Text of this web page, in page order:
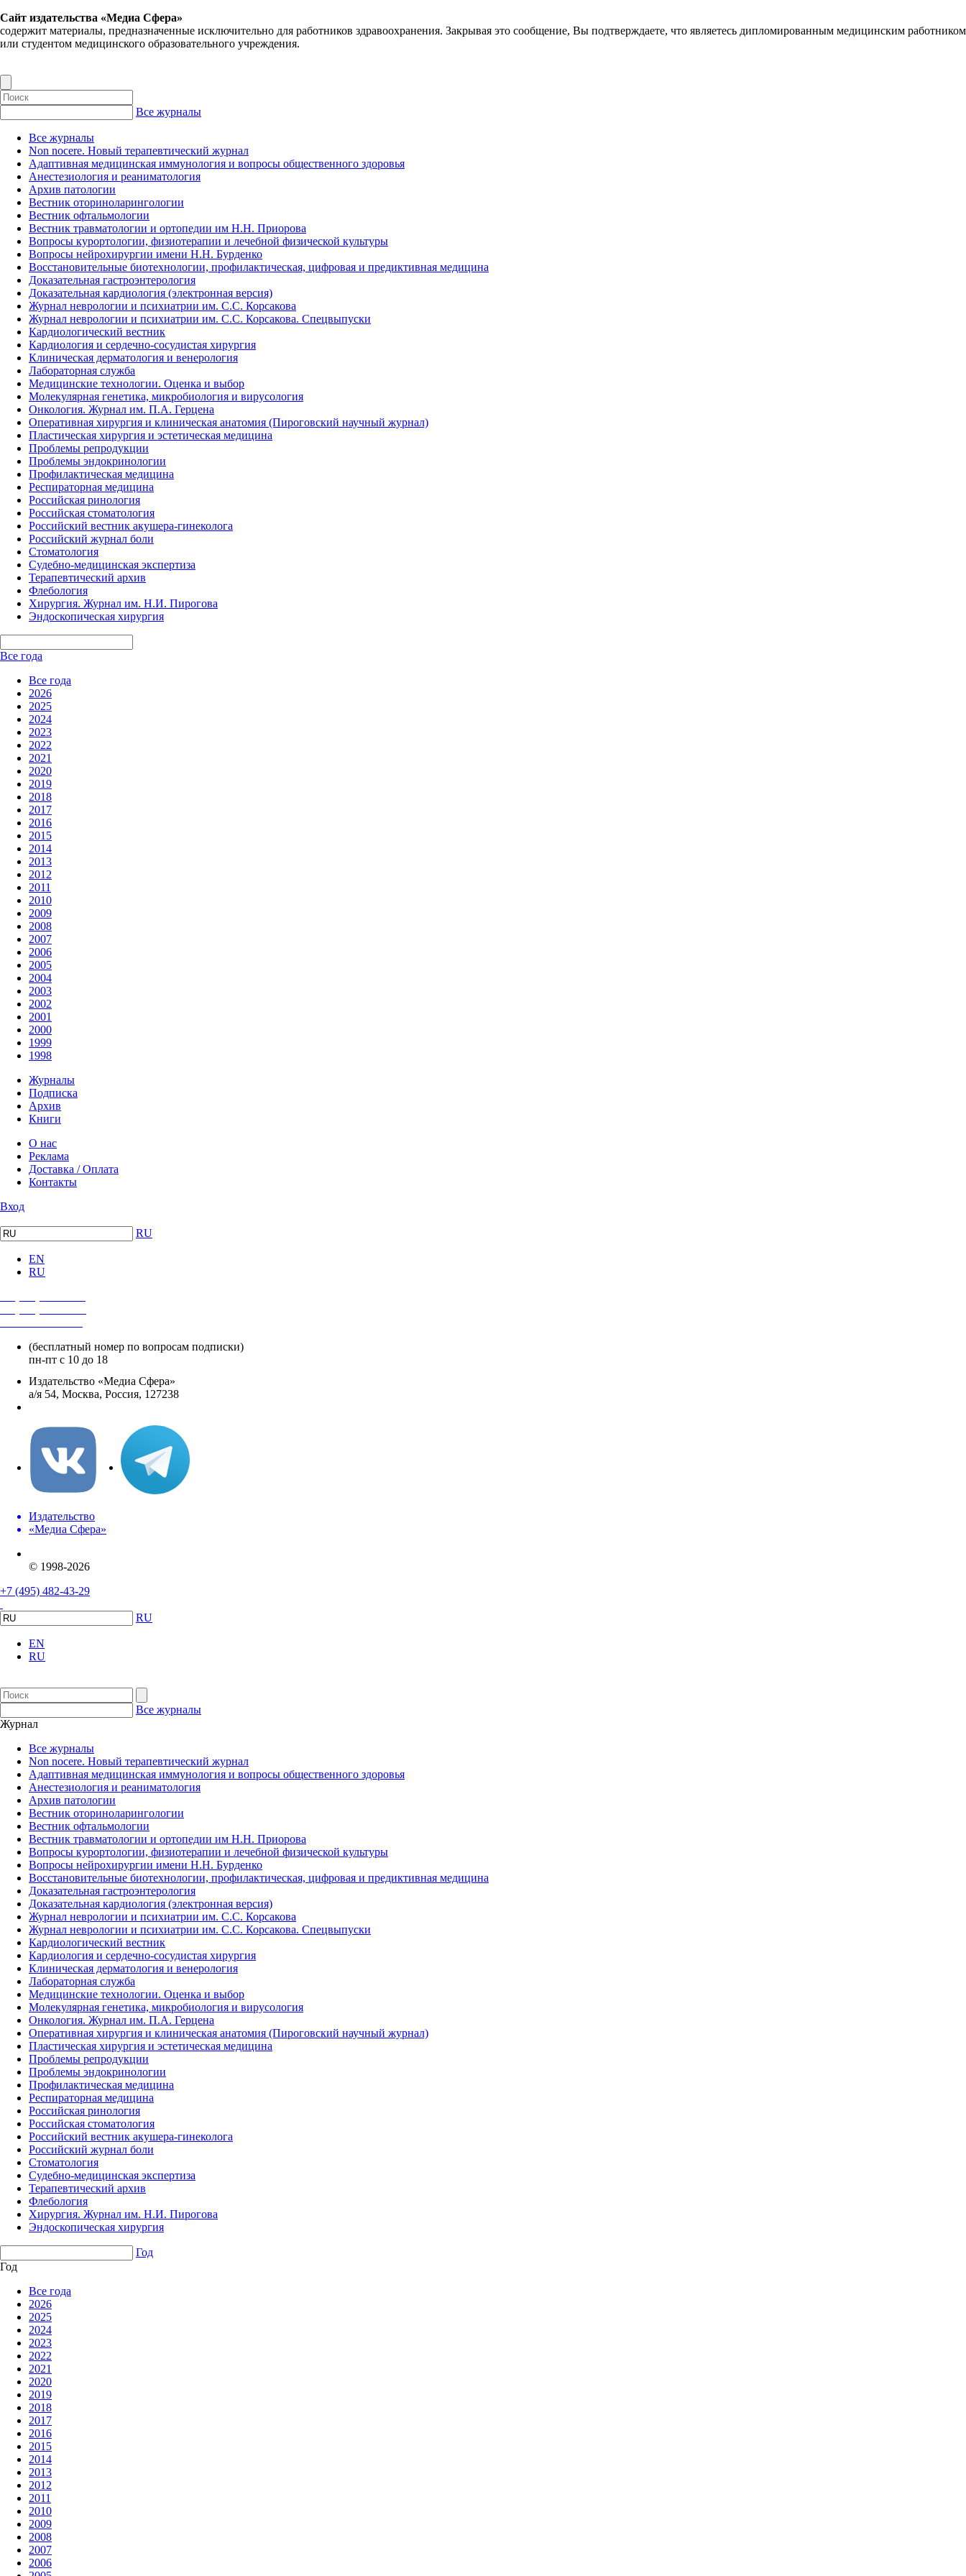
Сайт издательства «Медиа Сфера»
содержит материалы, предназначенные исключительно для работников здравоохранения. Закрывая это сообщение, Вы подтверждаете, что являетесь дипломированным медицинским работником
или студентом медицинского образовательного учреждения.
Все журналы
Все журналы
Non nocere. Новый терапевтический журнал
Адаптивная медицинская иммунология и вопросы общественного здоровья
Анестезиология и реаниматология
Архив патологии
Вестник оториноларингологии
Вестник офтальмологии
Вестник травматологии и ортопедии им Н.Н. Приорова
Вопросы курортологии, физиотерапии и лечебной физической культуры
Вопросы нейрохирургии имени Н.Н. Бурденко
Восстановительные биотехнологии, профилактическая, цифровая и предиктивная медицина
Доказательная гастроэнтерология
Доказательная кардиология (электронная версия)
Журнал неврологии и психиатрии им. С.С. Корсакова
Журнал неврологии и психиатрии им. С.С. Корсакова. Спецвыпуски
Кардиологический вестник
Кардиология и сердечно-сосудистая хирургия
Клиническая дерматология и венерология
Лабораторная служба
Медицинские технологии. Оценка и выбор
Молекулярная генетика, микробиология и вирусология
Онкология. Журнал им. П.А. Герцена
Оперативная хирургия и клиническая анатомия (Пироговский научный журнал)
Пластическая хирургия и эстетическая медицина
Проблемы репродукции
Проблемы эндокринологии
Профилактическая медицина
Респираторная медицина
Российская ринология
Российская стоматология
Российский вестник акушера-гинеколога
Российский журнал боли
Стоматология
Судебно-медицинская экспертиза
Терапевтический архив
Флебология
Хирургия. Журнал им. Н.И. Пирогова
Эндоскопическая хирургия
Все года
Все года
2026
2025
2024
2023
2022
2021
2020
2019
2018
2017
2016
2015
2014
2013
2012
2011
2010
2009
2008
2007
2006
2005
2004
2003
2002
2001
2000
1999
1998
Журналы
Подписка
Архив
Книги
О нас
Реклама
Доставка / Оплата
Контакты
Вход
RU
EN
RU
(бесплатный номер по вопросам подписки)
пн-пт с 10 до 18
Издательство «Медиа Сфера»
а/я 54, Москва, Россия, 127238
Издательство
«Медиа Сфера»
© 1998-2026
+7 (495) 482-43-29
RU
EN
RU
Все журналы
Журнал
Все журналы
Non nocere. Новый терапевтический журнал
Адаптивная медицинская иммунология и вопросы общественного здоровья
Анестезиология и реаниматология
Архив патологии
Вестник оториноларингологии
Вестник офтальмологии
Вестник травматологии и ортопедии им Н.Н. Приорова
Вопросы курортологии, физиотерапии и лечебной физической культуры
Вопросы нейрохирургии имени Н.Н. Бурденко
Восстановительные биотехнологии, профилактическая, цифровая и предиктивная медицина
Доказательная гастроэнтерология
Доказательная кардиология (электронная версия)
Журнал неврологии и психиатрии им. С.С. Корсакова
Журнал неврологии и психиатрии им. С.С. Корсакова. Спецвыпуски
Кардиологический вестник
Кардиология и сердечно-сосудистая хирургия
Клиническая дерматология и венерология
Лабораторная служба
Медицинские технологии. Оценка и выбор
Молекулярная генетика, микробиология и вирусология
Онкология. Журнал им. П.А. Герцена
Оперативная хирургия и клиническая анатомия (Пироговский научный журнал)
Пластическая хирургия и эстетическая медицина
Проблемы репродукции
Проблемы эндокринологии
Профилактическая медицина
Респираторная медицина
Российская ринология
Российская стоматология
Российский вестник акушера-гинеколога
Российский журнал боли
Стоматология
Судебно-медицинская экспертиза
Терапевтический архив
Флебология
Хирургия. Журнал им. Н.И. Пирогова
Эндоскопическая хирургия
Год
Год
Все года
2026
2025
2024
2023
2022
2021
2020
2019
2018
2017
2016
2015
2014
2013
2012
2011
2010
2009
2008
2007
2006